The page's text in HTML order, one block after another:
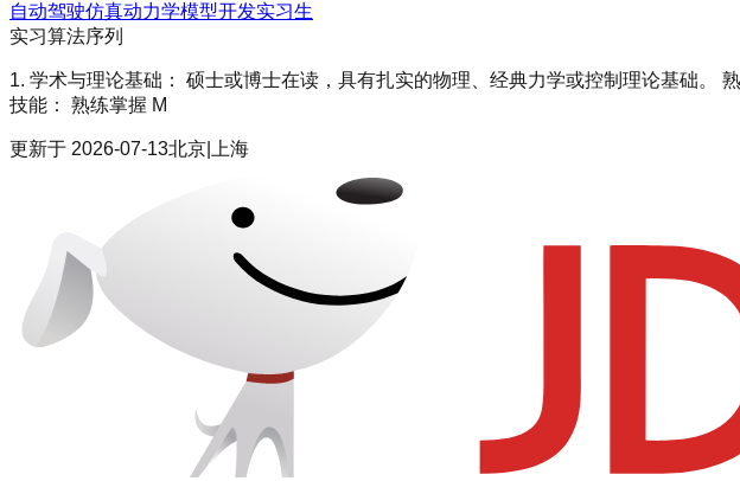
自动驾驶仿真动力学模型开发实习生
实习算法序列
1. 学术与理论基础： 硕士或博士在读，具有扎实的物理、经典力学或控制理论基础。
技能： 熟练掌握 M
更新于 2026-07-13北京|上海